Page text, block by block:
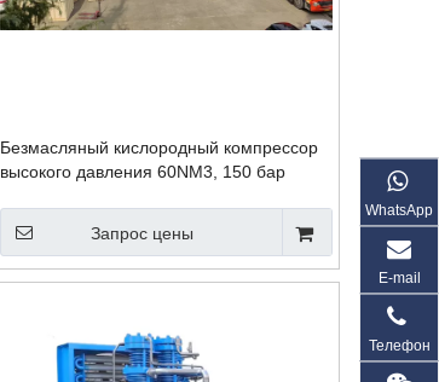
Безмасляный кислородный компрессор
высокого давления 60NM3, 150 бар
Запрос цены
WhatsApp
E-mail
Телефон